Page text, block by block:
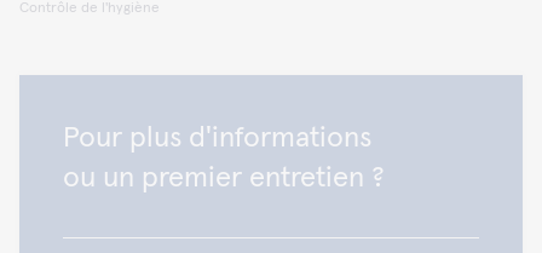
Contrôle de l'hygiène
Pour plus d'informations
ou un premier entretien ?